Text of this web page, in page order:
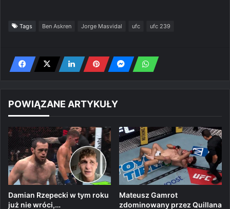
Tags Ben Askren Jorge Masvidal ufc ufc 239
POWIĄZANE ARTYKUŁY
Damian Rzepecki w tym roku
już nie wróci,…
Mateusz Gamrot
zdominowany przez Quillana